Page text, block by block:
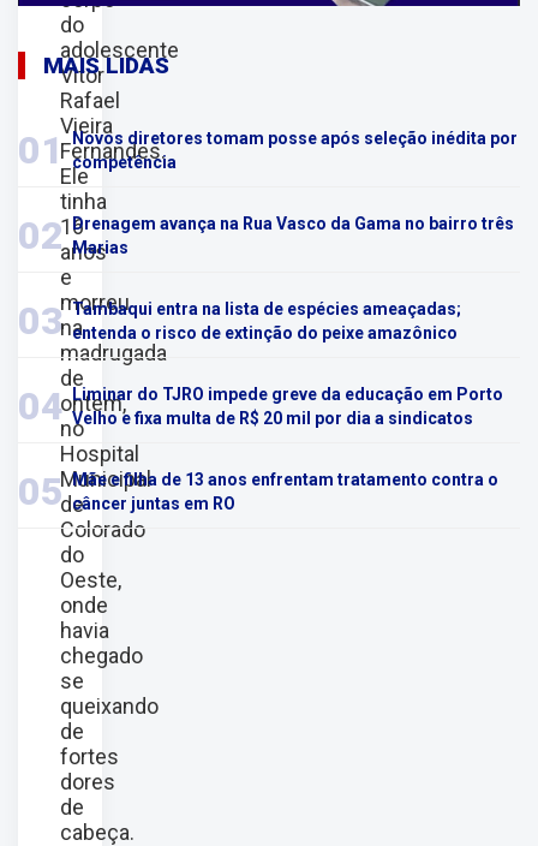
do
adolescente
Vitor
Rafael
Vieira
Fernandes.
Ele
tinha
16
anos
e
morreu
na
madrugada
de
ontem,
no
Hospital
Municipal
de
Colorado
do
Oeste,
onde
havia
chegado
se
queixando
de
fortes
dores
de
cabeça.
MAIS LIDAS
01
Novos diretores tomam posse após seleção inédita por
competência
02
Drenagem avança na Rua Vasco da Gama no bairro três
Marias
03 Tambaqui entra na lista de espécies ameaçadas;
entenda o risco de extinção do peixe amazônico
04
Liminar do TJRO impede greve da educação em Porto
Velho e fixa multa de R$ 20 mil por dia a sindicatos
05 Mãe e filha de 13 anos enfrentam tratamento contra o
câncer juntas em RO